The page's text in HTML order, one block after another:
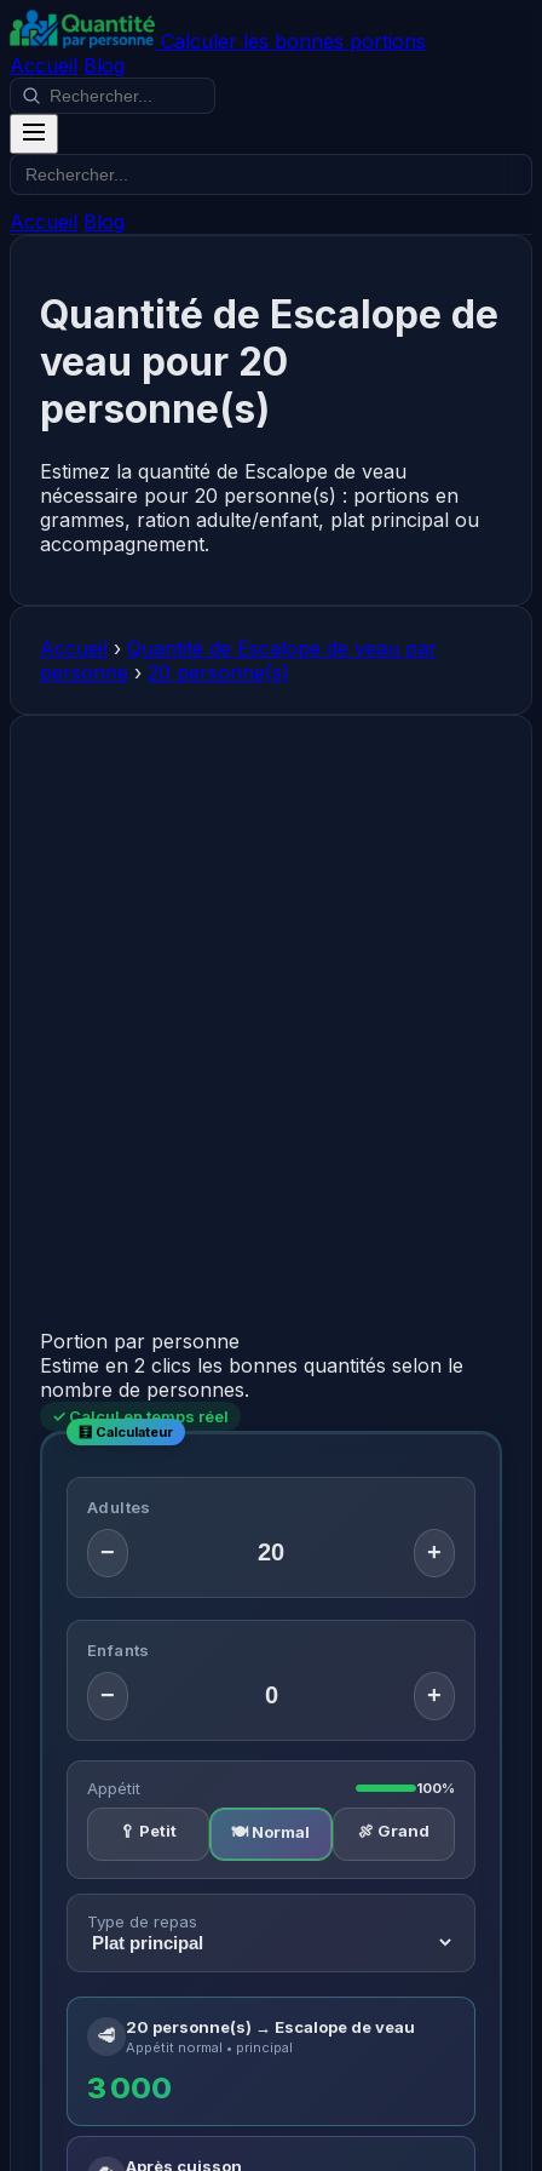
Calculer les bonnes portions
Accueil Blog
Accueil Blog
Quantité de Escalope de
veau pour 20
personne(s)
Estimez la quantité de Escalope de veau
nécessaire pour 20 personne(s) : portions en
grammes, ration adulte/enfant, plat principal ou
accompagnement.
Accueil › Quantité de Escalope de veau par
personne › 20 personne(s)
Portion par personne
Estime en 2 clics les bonnes quantités selon le
nombre de personnes.
✓ Calcul en temps réel
Adultes
− +
Enfants
− +
Appétit 100%
🥄 Petit 🍽️ Normal 🍖 Grand
Type de repas
🥩 20 personne(s) → Escalope de veau
Appétit normal • principal
3 000
Après cuisson